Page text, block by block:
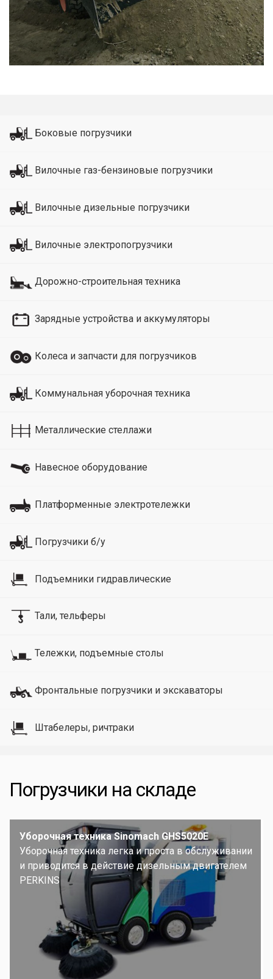
Боковые погрузчики
Вилочные газ-бензиновые погрузчики
Вилочные дизельные погрузчики
Вилочные электропогрузчики
Дорожно-строительная техника
Зарядные устройства и аккумуляторы
Колеса и запчасти для погрузчиков
Коммунальная уборочная техника
Металлические стеллажи
Навесное оборудование
Платформенные электротележки
Погрузчики б/у
Подъемники гидравлические
Тали, тельферы
Тележки, подъемные столы
Фронтальные погрузчики и экскаваторы
Штабелеры, ричтраки
Погрузчики на складе
Уборочная техника Sinomach GHS5020E
Уборочная техника легка и проста в обслуживании
и приводится в действие дизельным двигателем
PERKINS